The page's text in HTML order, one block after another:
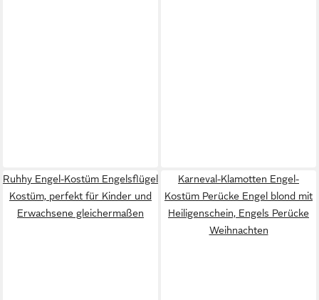
Ruhhy Engel-Kostüm Engelsflügel
Kostüm, perfekt für Kinder und
Erwachsene gleichermaßen
Karneval-Klamotten Engel-
Kostüm Perücke Engel blond mit
Heiligenschein, Engels Perücke
Weihnachten